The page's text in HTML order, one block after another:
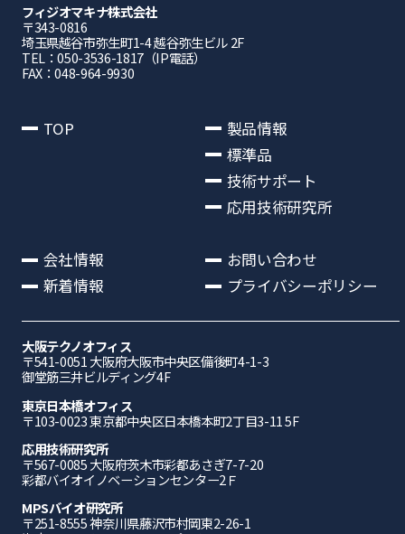
フィジオマキナ株式会社
〒343-0816
埼⽟県越⾕市弥⽣町1-4 越⾕弥⽣ビル 2F
TEL：050-3536-1817（IP電話）
FAX：048-964-9930
TOP
製品情報
標準品
技術サポート
応用技術研究所
会社情報
新着情報
お問い合わせ
プライバシーポリシー
大阪テクノオフィス
〒541-0051 ⼤阪府⼤阪市中央区備後町4-1-3
御堂筋三井ビルディング4F
東京日本橋オフィス
〒103-0023 東京都中央区日本橋本町2丁目3-11 5F
応⽤技術研究所
〒567-0085 ⼤阪府茨⽊市彩都あさぎ7-7-20
彩都バイオイノベーションセンター2Ｆ
MPSバイオ研究所
〒251-8555 神奈川県藤沢市村岡東2-26-1